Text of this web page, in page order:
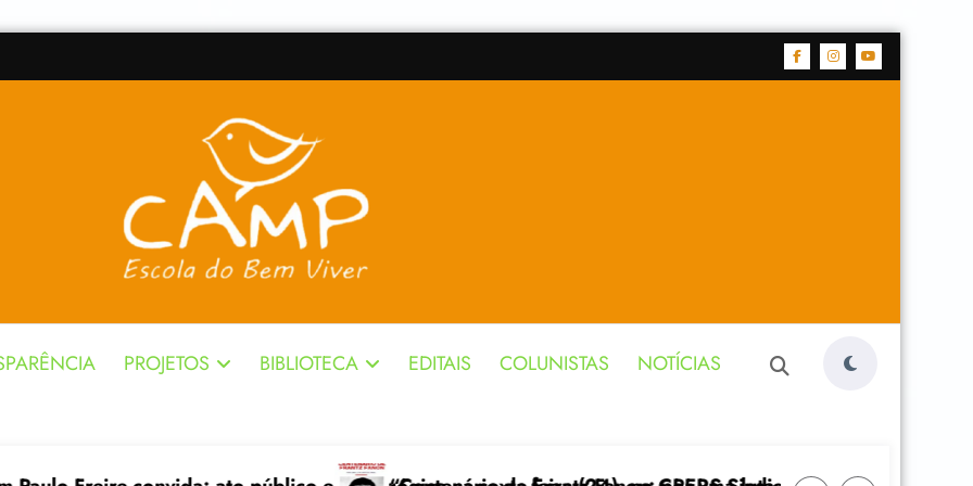
PROJETOS BIBLIOTECA EDITAIS COLUNISTAS NOTÍCIAS